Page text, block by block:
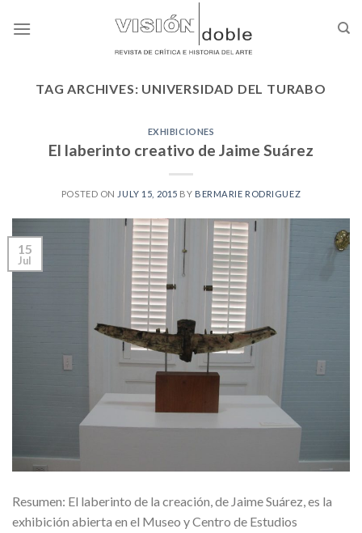
TAG ARCHIVES: UNIVERSIDAD DEL TURABO
EXHIBICIONES
El laberinto creativo de Jaime Suárez
POSTED ON JULY 15, 2015 BY BERMARIE RODRIGUEZ
15
Jul
Resumen: El laberinto de la creación, de Jaime Suárez, es la
exhibición abierta en el Museo y Centro de Estudios